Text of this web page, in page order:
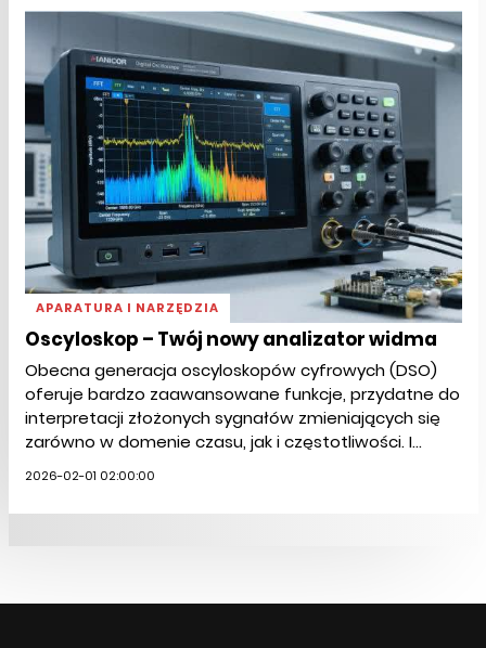
APARATURA I NARZĘDZIA
Oscyloskop – Twój nowy analizator widma
Obecna generacja oscyloskopów cyfrowych (DSO)
oferuje bardzo zaawansowane funkcje, przydatne do
interpretacji złożonych sygnałów zmieniających się
zarówno w domenie czasu, jak i częstotliwości. I...
2026-02-01 02:00:00